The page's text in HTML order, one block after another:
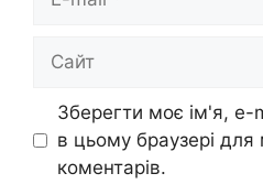
mail
Зберегти моє ім'я, e-
в цьому браузері
коментарів.